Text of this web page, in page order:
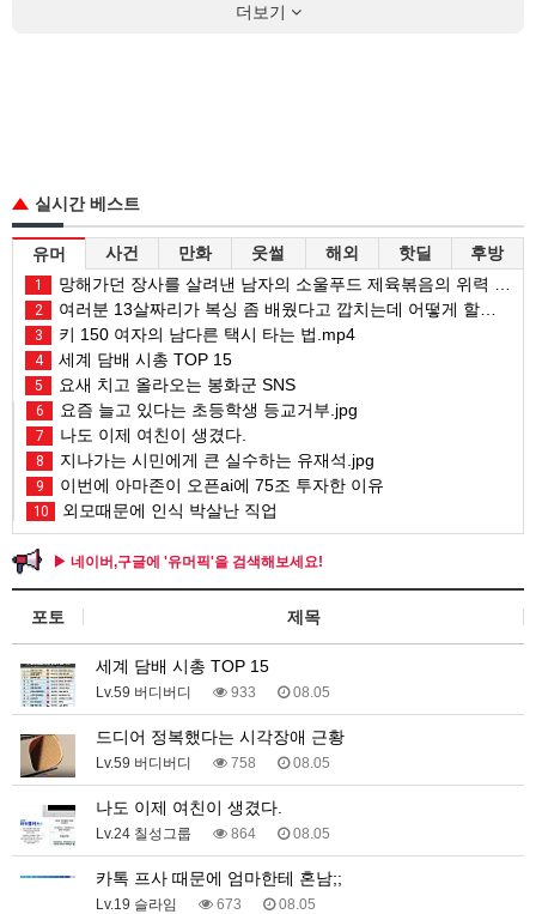
더보기
실시간 베스트
유머 사건 만화 웃썰 해외 핫딜 후방
1 망해가던 장사를 살려낸 남자의 소울푸드 제육볶음의 위력 ㅋㅋ
2 여러분 13살짜리가 복싱 좀 배웠다고 깝치는데 어떻게 할까요?
3 키 150 여자의 남다른 택시 타는 법.mp4
4 세계 담배 시총 TOP 15
5 요새 치고 올라오는 봉화군 SNS
6 요즘 늘고 있다는 초등학생 등교거부.jpg
7 나도 이제 여친이 생겼다.
8 지나가는 시민에게 큰 실수하는 유재석.jpg
9 이번에 아마존이 오픈ai에 75조 투자한 이유
10 외모때문에 인식 박살난 직업
▶ 네이버,구글에 '유머픽'을 검색해보세요!
포토 제목
세계 담배 시총 TOP 15
Lv.59 버디버디 933 08.05
드디어 정복했다는 시각장애 근황
Lv.59 버디버디 758 08.05
나도 이제 여친이 생겼다.
Lv.24 칠성그룹 864 08.05
카톡 프사 때문에 엄마한테 혼남;;
Lv.19 슬라임 673 08.05